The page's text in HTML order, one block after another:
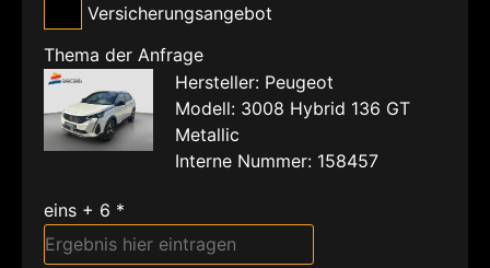
Versicherungsangebot
Thema der Anfrage
Hersteller: Peugeot
Modell: 3008 Hybrid 136 GT
Metallic
Interne Nummer: 158457
eins + 6 *